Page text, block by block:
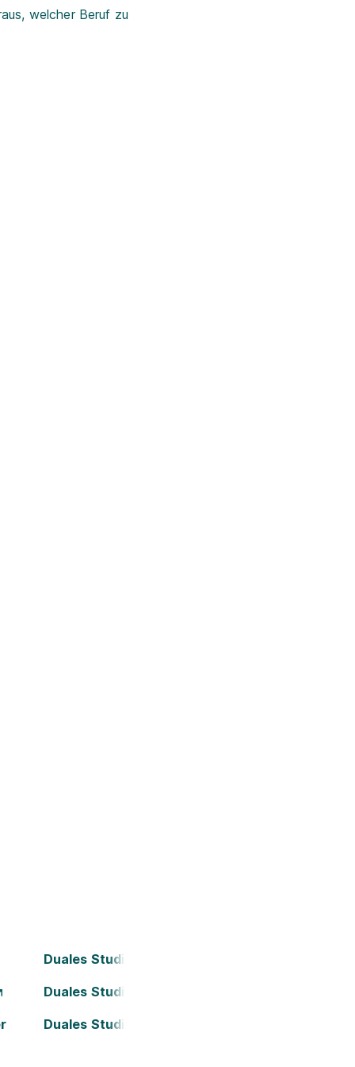
welcher Beruf zu
Duales Studium Dornbirn
Duales Studium Kapfenberg
Duales Studium Leoben